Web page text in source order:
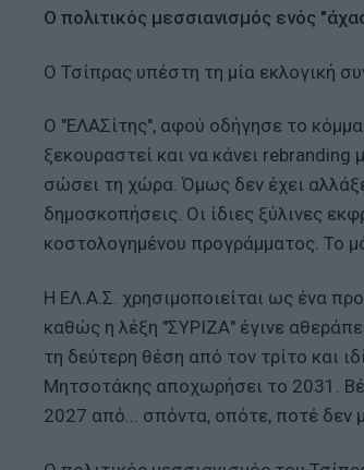
Ο πολιτικός μεσσιανισμός ενός
Ο Τσίπρας υπέστη τη μία εκλογική
Ο "ΕΛΑΣίτης", αφού οδήγησε το
ξεκουραστεί και να κάνει
σώσει τη χώρα. Όμως δεν έχει
δημοσκοπήσεις. Οι ίδιες ξύλινες
κοστολογημένου προγράμματος. Το
Η ΕΛ.Α.Σ. χρησιμοποιείται ως ένα
καθώς η λέξη "ΣΥΡΙΖΑ" έγινε
τη δεύτερη θέση από τον τρίτο και
Μητσοτάκης αποχωρήσει το 2031.
2027 από... σπόντα, οπότε, ποτέ δεν